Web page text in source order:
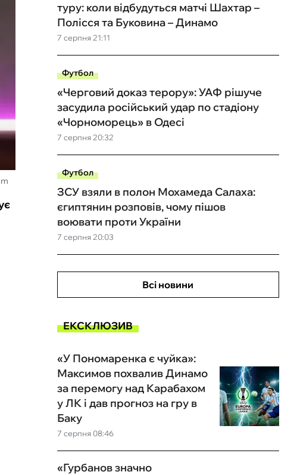
7 серпня 21:11
туру: коли відбудуться матчі Шахтар –
Полісся та Буковина – Динамо
Футбол
7 серпня 20:32
«Черговий доказ терору»: УАФ рішуче
засудила російський удар по стадіону
«Чорноморець» в Одесі
Футбол
7 серпня 20:03
ЗСУ взяли в полон Мохамеда Салаха:
єгиптянин розповів, чому пішов
воювати проти України
Всі новини
ЕКСКЛЮЗИВ
7 серпня 08:46
«У Пономаренка є чуйка»:
Максимов похвалив Динамо
за перемогу над Карабахом
у ЛК і дав прогноз на гру в
Баку
«Гурбанов значно